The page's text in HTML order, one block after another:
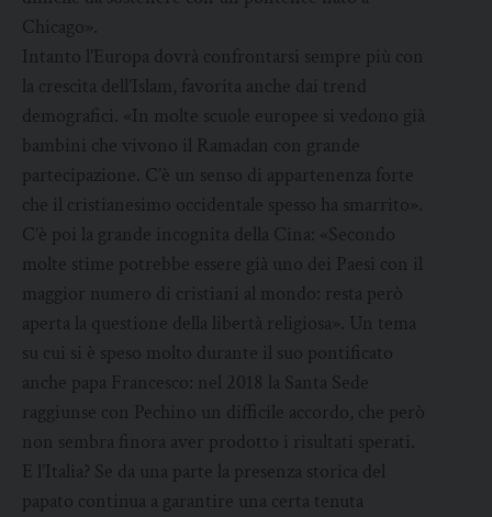
Chicago».
Intanto l’Europa dovrà confrontarsi sempre più con
la crescita dell’Islam, favorita anche dai trend
demografici. «In molte scuole europee si vedono già
bambini che vivono il Ramadan con grande
partecipazione. C’è un senso di appartenenza forte
che il cristianesimo occidentale spesso ha smarrito».
C’è poi la grande incognita della Cina: «Secondo
molte stime potrebbe essere già uno dei Paesi con il
maggior numero di cristiani al mondo: resta però
aperta la questione della libertà religiosa». Un tema
su cui si è speso molto durante il suo pontificato
anche papa Francesco: nel 2018 la Santa Sede
raggiunse con Pechino un difficile accordo, che però
non sembra finora aver prodotto i risultati sperati.
E l’Italia? Se da una parte la presenza storica del
papato continua a garantire una certa tenuta